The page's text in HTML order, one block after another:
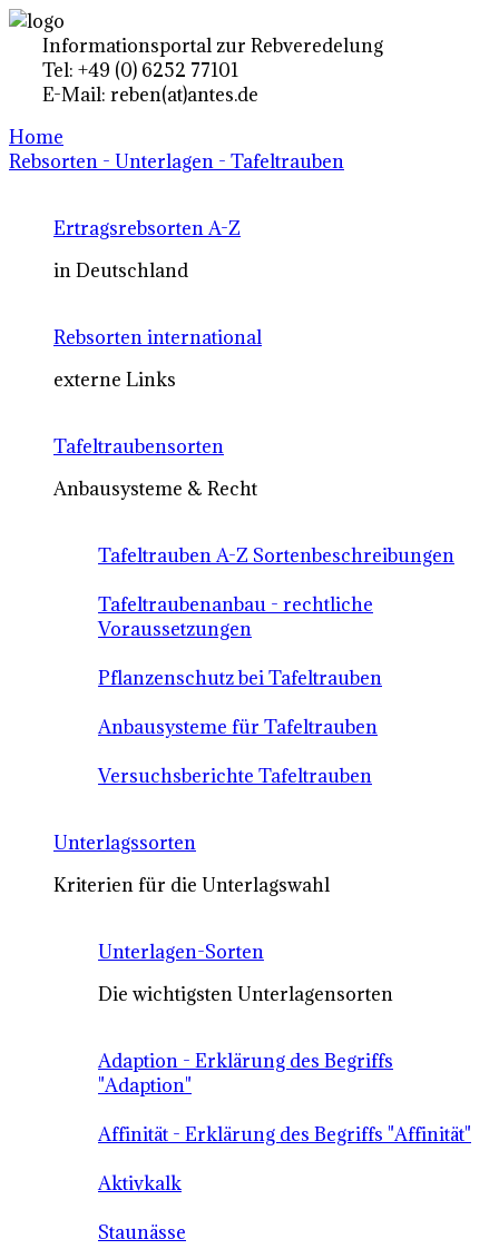
Informationsportal zur Rebveredelung
Tel: +49 (0) 6252 77101
E-Mail: reben(at)antes.de
Home
Rebsorten - Unterlagen - Tafeltrauben
Ertragsrebsorten A-Z
in Deutschland
Rebsorten international
externe Links
Tafeltraubensorten
Anbausysteme & Recht
Tafeltrauben A-Z Sortenbeschreibungen
Tafeltraubenanbau - rechtliche
Voraussetzungen
Pflanzenschutz bei Tafeltrauben
Anbausysteme für Tafeltrauben
Versuchsberichte Tafeltrauben
Unterlagssorten
Kriterien für die Unterlagswahl
Unterlagen-Sorten
Die wichtigsten Unterlagensorten
Adaption - Erklärung des Begriffs
"Adaption"
Affinität - Erklärung des Begriffs "Affinität"
Aktivkalk
Staunässe